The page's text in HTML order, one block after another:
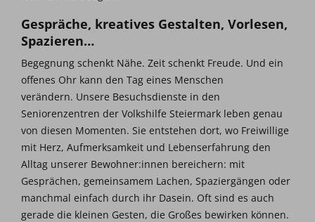
Gespräche, kreatives Gestalten, Vorlesen,
Spazieren…
Begegnung schenkt Nähe. Zeit schenkt Freude. Und ein
offenes Ohr kann den Tag eines Menschen
verändern. Unsere Besuchsdienste in den
Seniorenzentren der Volkshilfe Steiermark leben genau
von diesen Momenten. Sie entstehen dort, wo Freiwillige
mit Herz, Aufmerksamkeit und Lebenserfahrung den
Alltag unserer Bewohner:innen bereichern: mit
Gesprächen, gemeinsamem Lachen, Spaziergängen oder
manchmal einfach durch ihr Dasein. Oft sind es auch
gerade die kleinen Gesten, die Großes bewirken können.